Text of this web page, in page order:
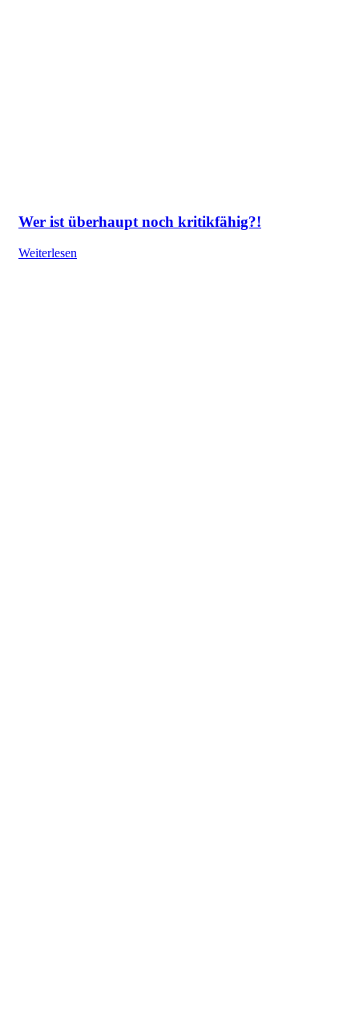
Wer ist überhaupt noch kritikfähig?!
Weiterlesen